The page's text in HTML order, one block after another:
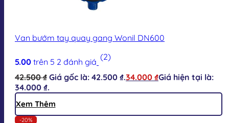
Van bướm tay quay gang Wonil DN600
5.00 trên 5 2 đánh giá (2)
42.500₫ Giá gốc là: 42.500 ₫.34.000 ₫Giá hiện tại là:
34.000 ₫.
Xem Thêm
-20%